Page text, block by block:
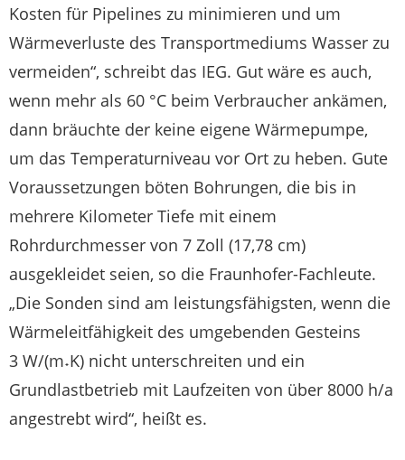
Kosten für Pipelines zu minimieren und um
Wärmeverluste des Transportmediums Wasser zu
vermeiden“, schreibt das IEG. Gut wäre es auch,
wenn mehr als 60 °C beim Verbraucher ankämen,
dann bräuchte der keine eigene Wärmepumpe,
um das Temperaturniveau vor Ort zu heben. Gute
Voraussetzungen böten Bohrungen, die bis in
mehrere Kilometer Tiefe mit einem
Rohrdurchmesser von 7 Zoll (17,78 cm)
ausgekleidet seien, so die Fraunhofer-Fachleute.
„Die Sonden sind am leistungsfähigsten, wenn die
Wärmeleitfähigkeit des umgebenden Gesteins
3 W/(m˖K) nicht unterschreiten und ein
Grundlastbetrieb mit Laufzeiten von über 8000 h/a
angestrebt wird“, heißt es.